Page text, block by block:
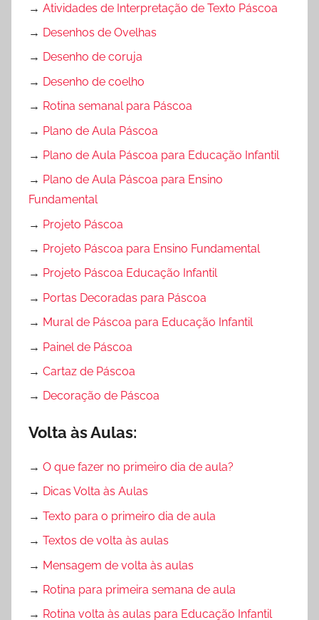
→ Atividades de Interpretação de Texto Páscoa
→ Desenhos de Ovelhas
→ Desenho de coruja
→ Desenho de coelho
→ Rotina semanal para Páscoa
→ Plano de Aula Páscoa
→ Plano de Aula Páscoa para Educação Infantil
→ Plano de Aula Páscoa para Ensino
Fundamental
→ Projeto Páscoa
→ Projeto Páscoa para Ensino Fundamental
→ Projeto Páscoa Educação Infantil
→ Portas Decoradas para Páscoa
→ Mural de Páscoa para Educação Infantil
→ Painel de Páscoa
→ Cartaz de Páscoa
→ Decoração de Páscoa
Volta às Aulas:
→ O que fazer no primeiro dia de aula?
→ Dicas Volta às Aulas
→ Texto para o primeiro dia de aula
→ Textos de volta às aulas
→ Mensagem de volta às aulas
→ Rotina para primeira semana de aula
→ Rotina volta às aulas para Educação Infantil